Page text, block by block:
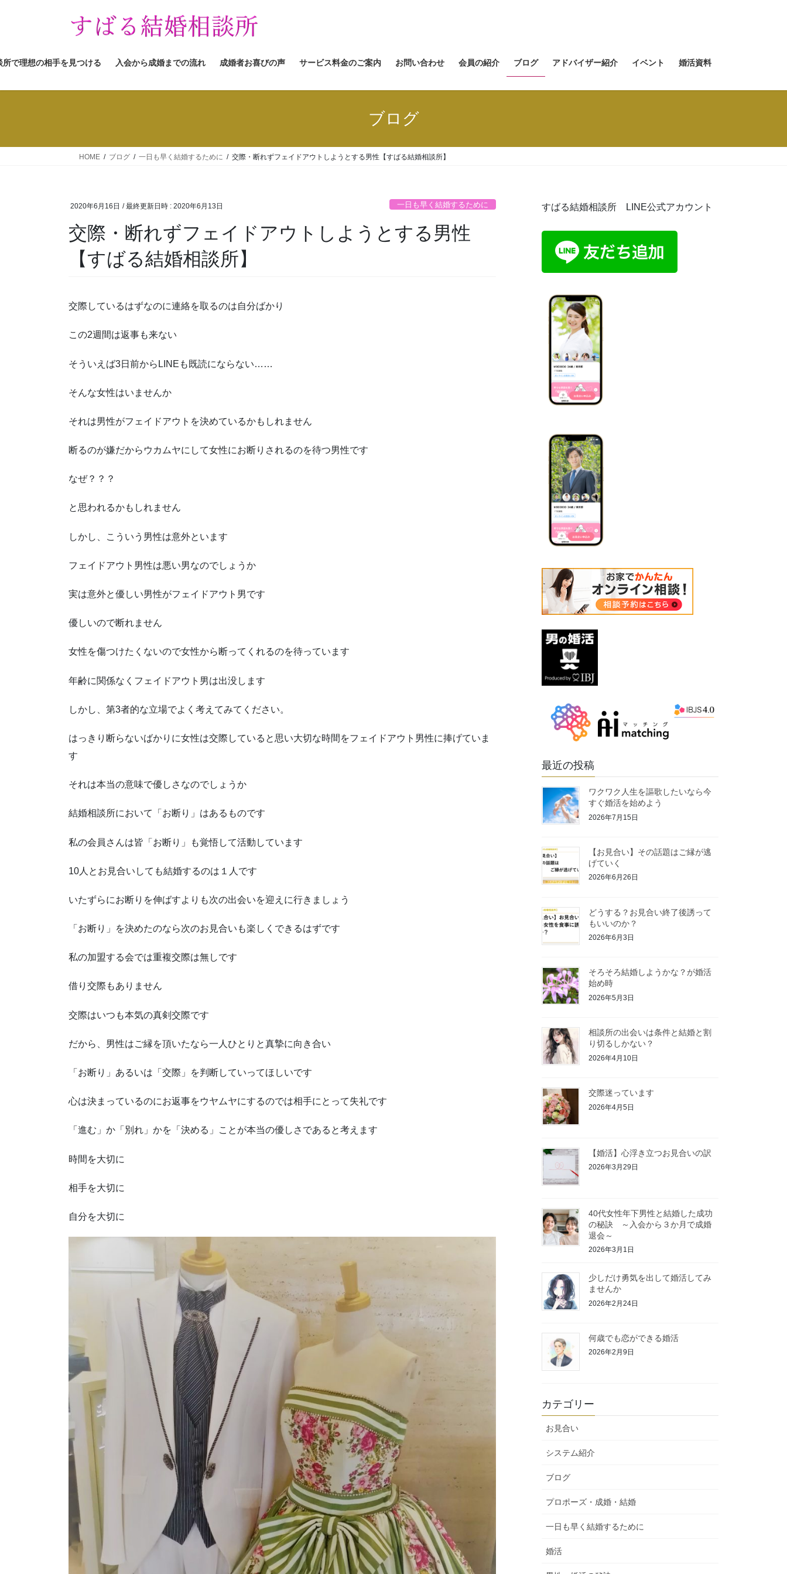
ツ
ス
シ
ン
で理想の相手を見つける 入会から成婚までの流れ 成婚者お喜びの声 サービス料金のご案内 お問い合わせ 会員の紹介 ブログ アドバイザー紹介 イベント 婚活資料
ブログ
HOME ブログ 一日も早く結婚するために 交際・断れずフェイドアウトしようとする男性【すばる結婚相談所】
2020年6月16日 / 最終更新日時 : 2020年6月13日 一日も早く結婚するために
交際・断れずフェイドアウトしようとする男性
【すばる結婚相談所】
交際しているはずなのに連絡を取るのは自分ばかり
この2週間は返事も来ない
そういえば3日前からLINEも既読にならない……
そんな女性はいませんか
それは男性がフェイドアウトを決めているかもしれません
断るのが嫌だからウカムヤにして女性にお断りされるのを待つ男性です
なぜ？？？
と思われるかもしれません
しかし、こういう男性は意外といます
フェイドアウト男性は悪い男なのでしょうか
実は意外と優しい男性がフェイドアウト男です
優しいので断れません
女性を傷つけたくないので女性から断ってくれるのを待っています
年齢に関係なくフェイドアウト男は出没します
しかし、第3者的な立場でよく考えてみてください。
はっきり断らないばかりに女性は交際していると思い大切な時間をフェイドアウト男性に捧げていま
す
それは本当の意味で優しさなのでしょうか
結婚相談所において「お断り」はあるものです
私の会員さんは皆「お断り」も覚悟して活動しています
10人とお見合いしても結婚するのは１人です
いたずらにお断りを伸ばすよりも次の出会いを迎えに行きましょう
「お断り」を決めたのなら次のお見合いも楽しくできるはずです
私の加盟する会では重複交際は無しです
借り交際もありません
交際はいつも本気の真剣交際です
だから、男性はご縁を頂いたなら一人ひとりと真摯に向き合い
「お断り」あるいは「交際」を判断していってほしいです
心は決まっているのにお返事をウヤムヤにするのでは相手にとって失礼です
「進む」か「別れ」かを「決める」ことが本当の優しさであると考えます
時間を大切に
相手を大切に
自分を大切に
すばる結婚相談所 LINE公式アカウント
最近の投稿
ワクワク人生を謳歌したいなら今
すぐ婚活を始めよう
2026年7月15日
【お見合い】その話題はご縁が逃
げていく
2026年6月26日
どうする？お見合い終了後誘って
もいいのか？
2026年6月3日
そろそろ結婚しようかな？が婚活
始め時
2026年5月3日
相談所の出会いは条件と結婚と割
り切るしかない？
2026年4月10日
交際迷っています
2026年4月5日
【婚活】心浮き立つお見合いの訳
2026年3月29日
40代女性年下男性と結婚した成功
の秘訣 ～入会から３か月で成婚
退会～
2026年3月1日
少しだけ勇気を出して婚活してみ
ませんか
2026年2月24日
何歳でも恋ができる婚活
2026年2月9日
カテゴリー
お見合い
システム紹介
ブログ
プロポーズ・成婚・結婚
一日も早く結婚するために
婚活